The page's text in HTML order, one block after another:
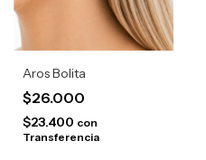
Aros Bolita
$26.000
$23.400 con
Transferencia